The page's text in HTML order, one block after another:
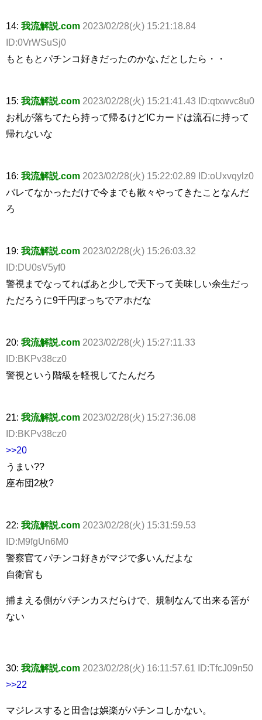
14: 我流解説.com 2023/02/28(火) 15:21:18.84
ID:0VrWSuSj0
もともとパチンコ好きだったのかな､だとしたら・・
15: 我流解説.com 2023/02/28(火) 15:21:41.43 ID:qtxwvc8u0
お札が落ちてたら持って帰るけどICカードは流石に持って
帰れないな
16: 我流解説.com 2023/02/28(火) 15:22:02.89 ID:oUxvqylz0
バレてなかっただけで今までも散々やってきたことなんだ
ろ
19: 我流解説.com 2023/02/28(火) 15:26:03.32
ID:DU0sV5yf0
警視までなってればあと少しで天下って美味しい余生だっ
ただろうに9千円ぽっちでアホだな
20: 我流解説.com 2023/02/28(火) 15:27:11.33
ID:BKPv38cz0
警視という階級を軽視してたんだろ
21: 我流解説.com 2023/02/28(火) 15:27:36.08
ID:BKPv38cz0
>>20
うまい??
座布団2枚?
22: 我流解説.com 2023/02/28(火) 15:31:59.53
ID:M9fgUn6M0
警察官てパチンコ好きがマジで多いんだよな
自衛官も
捕まえる側がパチンカスだらけで、規制なんて出来る筈が
ない
30: 我流解説.com 2023/02/28(火) 16:11:57.61 ID:TfcJ09n50
>>22
マジレスすると田舎は娯楽がパチンコしかない。